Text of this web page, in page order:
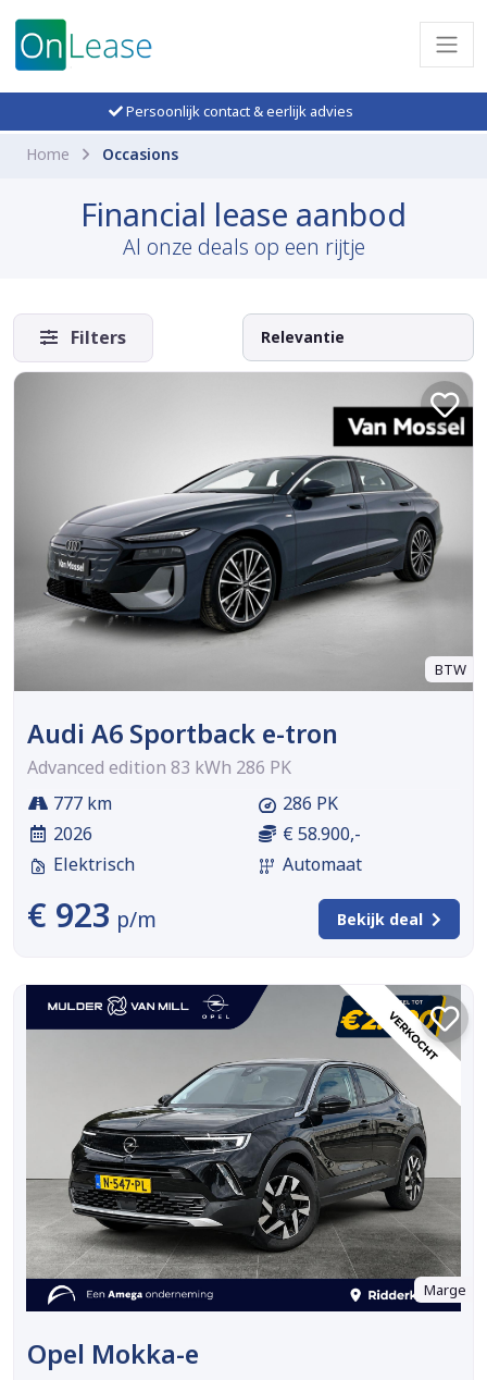
Persoonlijk contact & eerlijk advies
Home Occasions
Financial lease aanbod
Al onze deals op een rijtje
Filters
BTW
Audi A6 Sportback e-tron
Advanced edition 83 kWh 286 PK
777 km
2026
Elektrisch
286 PK
€ 58.900,-
Automaat
€ 923 p/m Bekijk deal
Marge
Opel Mokka-e